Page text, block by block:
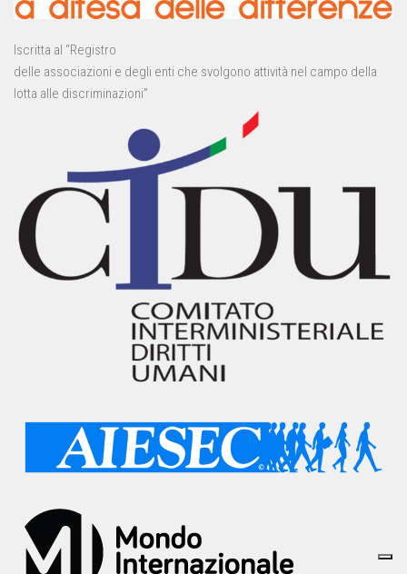
Iscritta al “Registro
delle associazioni e degli enti che svolgono attività nel campo della
lotta alle discriminazioni”